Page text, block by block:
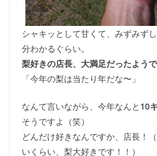
シャキッとして甘くて、みずみず
分わかるぐらい。
梨好きの店長、大満足だったようで
「今年の梨は当たり年だな〜」
なんて言いながら、今年なんと 10
そうですよ（笑）
どんだけ好きなんですか、店長！
いくらい、梨大好きです！！）